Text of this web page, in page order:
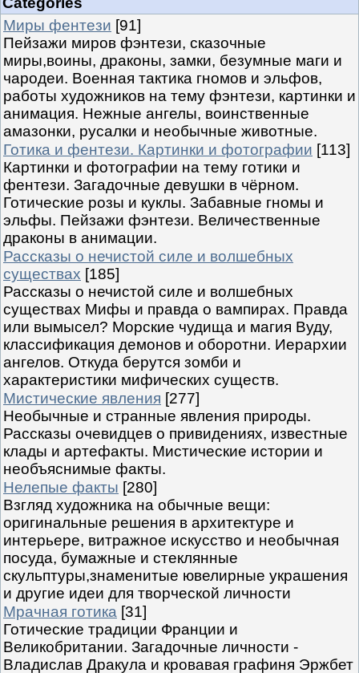
Миры фентези [91]
Пейзажи миров фэнтези, сказочные
миры,воины, драконы, замки, безумные маги и
чародеи. Военная тактика гномов и эльфов,
работы художников на тему фэнтези, картинки и
анимация. Нежные ангелы, воинственные
амазонки, русалки и необычные животные.
Готика и фентези. Картинки и фотографии [113]
Картинки и фотографии на тему готики и
фентези. Загадочные девушки в чёрном.
Готические розы и куклы. Забавные гномы и
эльфы. Пейзажи фэнтези. Величественные
драконы в анимации.
Рассказы о нечистой силе и волшебных
существах [185]
Рассказы о нечистой силе и волшебных
существах Мифы и правда о вампирах. Правда
или вымысел? Морские чудища и магия Вуду,
классификация демонов и оборотни. Иерархии
ангелов. Откуда берутся зомби и
характеристики мифических существ.
Мистические явления [277]
Необычные и странные явления природы.
Рассказы очевидцев о привидениях, известные
клады и артефакты. Мистические истории и
необъяснимые факты.
Нелепые факты [280]
Взгляд художника на обычные вещи:
оригинальные решения в архитектуре и
интерьере, витражное искусство и необычная
посуда, бумажные и стеклянные
скульптуры,знаменитые ювелирные украшения
и другие идеи для творческой личности
Мрачная готика [31]
Готические традиции Франции и
Великобритании. Загадочные личности -
Владислав Дракула и кровавая графиня Эржбет